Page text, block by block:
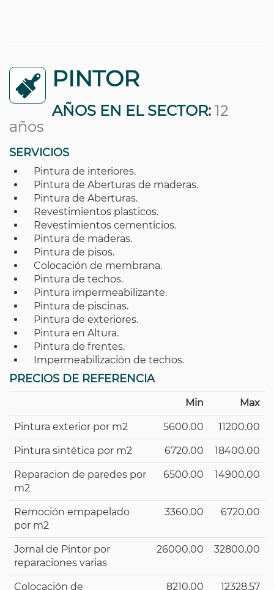
PINTOR
AÑOS EN EL SECTOR: 12
años
SERVICIOS
Pintura de interiores.
Pintura de Aberturas de maderas.
Pintura de Aberturas.
Revestimientos plasticos.
Revestimientos cementicios.
Pintura de maderas.
Pintura de pisos.
Colocación de membrana.
Pintura de techos.
Pintura impermeabilizante.
Pintura de piscinas.
Pintura de exteriores.
Pintura en Altura.
Pintura de frentes.
Impermeabilización de techos.
PRECIOS DE REFERENCIA
Min Max
Pintura exterior por m2 5600.00 11200.00
Pintura sintética por m2 6720.00 18400.00
Reparacion de paredes por
m2
6500.00 14900.00
Remoción empapelado
por m2
3360.00 6720.00
Jornal de Pintor por
reparaciones varias
26000.00 32800.00
Colocación de 8210.00 12328.57